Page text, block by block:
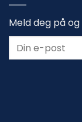
Meld deg på